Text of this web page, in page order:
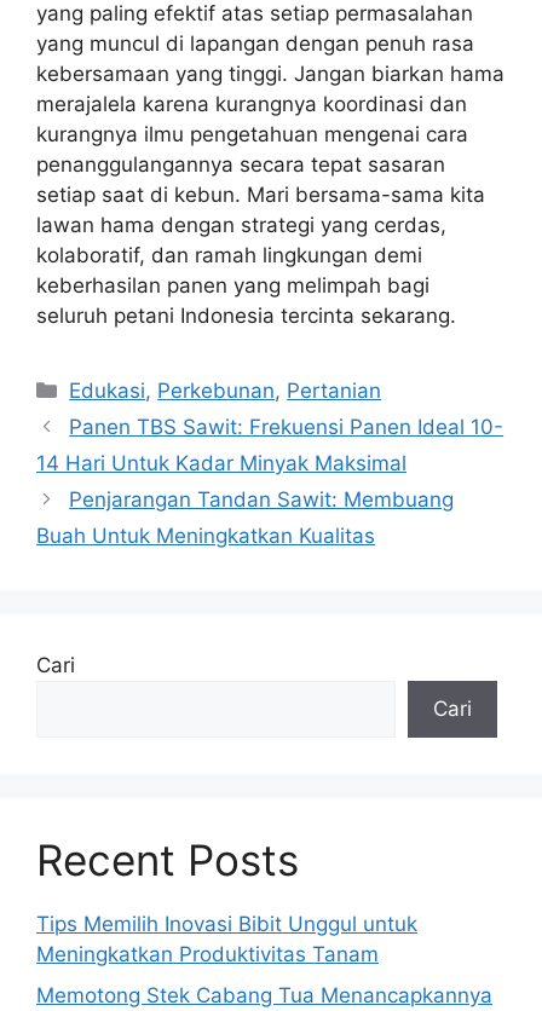
yang paling efektif atas setiap permasalahan
yang muncul di lapangan dengan penuh rasa
kebersamaan yang tinggi. Jangan biarkan hama
merajalela karena kurangnya koordinasi dan
kurangnya ilmu pengetahuan mengenai cara
penanggulangannya secara tepat sasaran
setiap saat di kebun. Mari bersama-sama kita
lawan hama dengan strategi yang cerdas,
kolaboratif, dan ramah lingkungan demi
keberhasilan panen yang melimpah bagi
seluruh petani Indonesia tercinta sekarang.
Kategori
Edukasi, Perkebunan, Pertanian
Panen TBS Sawit: Frekuensi Panen Ideal 10-
14 Hari Untuk Kadar Minyak Maksimal
Penjarangan Tandan Sawit: Membuang
Buah Untuk Meningkatkan Kualitas
Cari
Cari
Recent Posts
Tips Memilih Inovasi Bibit Unggul untuk
Meningkatkan Produktivitas Tanam
Memotong Stek Cabang Tua Menancapkannya